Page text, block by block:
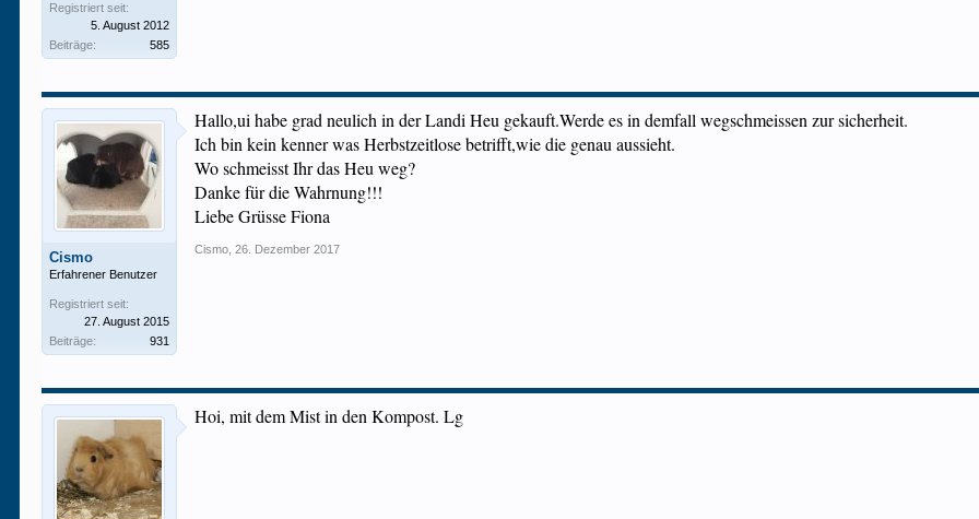
Registriert seit:
5. August 2012
Beiträge:
585
Cismo
Erfahrener Benutzer
Registriert seit:
27. August 2015
Beiträge:
931
Hallo,ui habe grad neulich in der Landi Heu gekauft.Werde es in demfall wegschmeissen zur sicherheit.
Ich bin kein kenner was Herbstzeitlose betrifft,wie die genau aussieht.
Wo schmeisst Ihr das Heu weg?
Danke für die Wahrnung!!!
Liebe Grüsse Fiona
Cismo 26. Dezember 2017
Hoi, mit dem Mist in den Kompost. Lg